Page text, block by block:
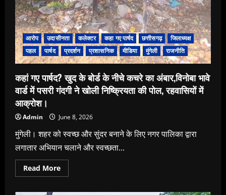
आरोप उदासीनता कलेक्टर कहा गए पार्षद छत्तीसगढ़
जिलाध्यक्ष
पहल
पार्षद प्रदर्शन प्रशासनिक मीडिया मुंगेली राजनीति
कहां गए पार्षद? खुद के बोर्ड के नीचे कचरे का अंबार,विनोबा भावे
वार्ड में पसरी गंदगी ने खोली निष्क्रियता की पोल, रहवासियों में
आक्रोश।
Admin June 8, 2026
मुंगेली। शहर को स्वच्छ और सुंदर बनाने के लिए नगर पालिका द्वारा
लगातार अभियान चलाने और स्वच्छता...
Read MoreRead
more